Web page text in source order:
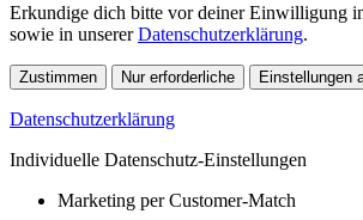
Erkundige dich bitte vor deiner Einwilligung
sowie in unsererDatenschutzerklärung.
Zustimmen Nur erforderliche Einstellungen
Datenschutzerklärung
Individuelle Datenschutz-Einstellungen
Marketing per Customer-Match